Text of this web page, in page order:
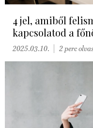
4 jel, amiből
kapcsolatod a
2025.03.10. 2 perc